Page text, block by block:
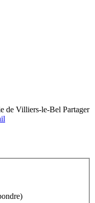
de Villiers-le-Bel Partager